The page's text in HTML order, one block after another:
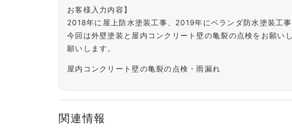
お客様入力内容】
2018年に屋上防水塗装工事、2019年にベランダ防水塗装工
今回は外壁塗装と屋内コンクリート壁の亀裂の点検をお願い
願いします。
屋内コンクリート壁の亀裂の点検・雨漏れ
関連情報